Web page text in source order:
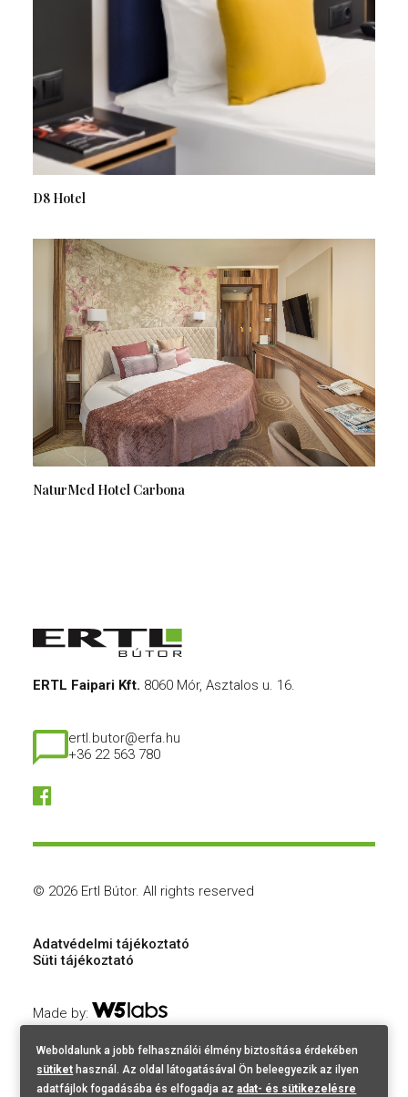
D8 Hotel
NaturMed Hotel Carbona
ERTL Faipari Kft. 8060 Mór, Asztalos u. 16.
ertl.butor@erfa.hu
+36 22 563 780
© 2026 Ertl Bútor. All rights reserved
Adatvédelmi tájékoztató
Süti tájékoztató
Made by:
Weboldalunk a jobb felhasználói élmény biztosítása érdekében
sütiket használ. Az oldal látogatásával Ön beleegyezik az ilyen
adatfájlok fogadásába és elfogadja azadat- és sütikezelésre